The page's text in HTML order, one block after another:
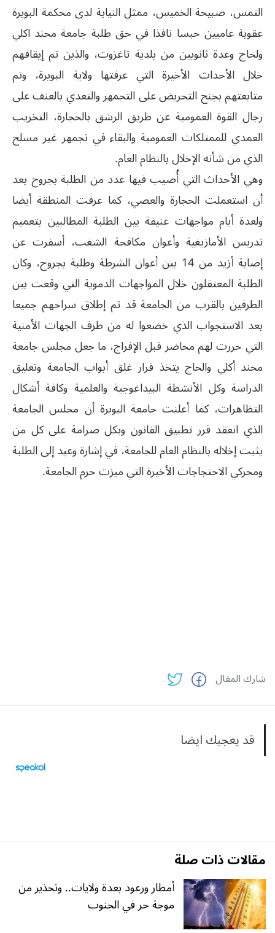
التمس، صبيحة الخميس، ممثل النيابة لدى محكمة البويرة
عقوبة عاميين حبسا نافذا في حق طلبة جامعة محند اكلي
ولحاج وعدة ثانويين من بلدية تاغزوت، والذين تم إيقافهم
خلال الأحداث الأخيرة التي عرفتها ولاية البويرة، وتم
متابعتهم بجنح التحريض على التجمهر والتعدي بالعنف على
رجال القوة العمومية عن طريق الرشق بالحجارة، التخريب
العمدي للممتلكات العمومية والبقاء في تجمهر غير مسلح
الذي من شأنه الإخلال بالنظام العام.
وهي الأحداث التي أُصيب فيها عدد من الطلبة بجروح بعد
أن استعملت الحجارة والعصي، كما عرفت المنطقة أيضا
ولعدة أيام مواجهات عنيفة بين الطلبة المطالبين بتعميم
تدريس الأمازيغية وأعوان مكافحة الشغب، أسفرت عن
إصابة أزيد من 14 بين أعوان الشرطة وطلبة بجروح، وكان
الطلبة المعتقلون خلال المواجهات الدموية التي وقعت بين
الطرفين بالقرب من الجامعة قد تم إطلاق سراحهم جميعا
بعد الاستجواب الذي خضعوا له من طرف الجهات الأمنية
التي حررت لهم محاضر قبل الإفراج، ما جعل مجلس جامعة
محند أكلي والحاج يتخذ قرار غلق أبواب الجامعة وتعليق
الدراسة وكل الأنشطة البيداغوجية والعلمية وكافة أشكال
التظاهرات، كما أعلنت جامعة البويرة أن مجلس الجامعة
الذي انعقد قرر تطبيق القانون وبكل صرامة على كل من
يثبت إخلاله بالنظام العام للجامعة، في إشارة وعيد إلى الطلبة
ومحركي الاحتجاجات الأخيرة التي ميزت حرم الجامعة.
شارك المقال
قد يعجبك ايضا
مقالات ذات صلة
أمطار ورعود بعدة ولايات.. وتحذير من
موجة حر في الجنوب